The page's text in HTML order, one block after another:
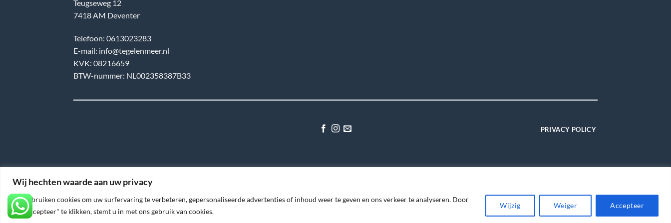
Wij hechten waarde aan uw privacy
We gebruiken cookies om uw surfervaring te verbeteren, gepersonaliseerde advertenties of inhoud weer te geven en ons verkeer te analyseren. Door
op "Accepteer" te klikken, stemt u in met ons gebruik van cookies.
Wijzig Weiger Accepteer
Teugseweg 12
7418 AM Deventer
Telefoon: 0613023283
E-mail: info@tegelenmeer.nl
KVK: 08216659
BTW-nummer: NL002358387B33
PRIVACY POLICY
Copyright © 2026 Tegel en Meer - Hosted By TRON Group